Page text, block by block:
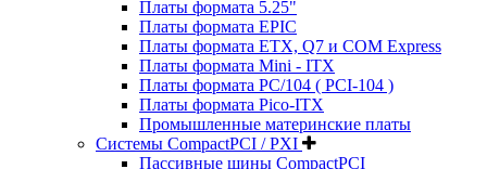
Платы формата 5.25"
Платы формата EPIC
Платы формата ETX, Q7 и COM Express
Платы формата Mini - ITX
Платы формата PC/104 ( PCI-104 )
Платы формата Pico-ITX
Промышленные материнские платы
Системы CompactPCI / PXI
Пассивные шины CompactPCI